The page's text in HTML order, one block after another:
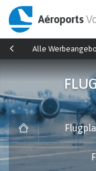
Aéroports
Alle